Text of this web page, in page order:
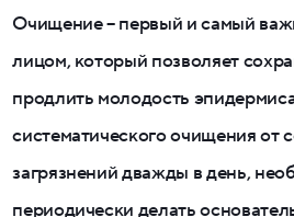
Очищение – первый и самый
лицом, который позволяет
продлить молодость
систематического очищения от
загрязнений дважды в день,
периодически делать